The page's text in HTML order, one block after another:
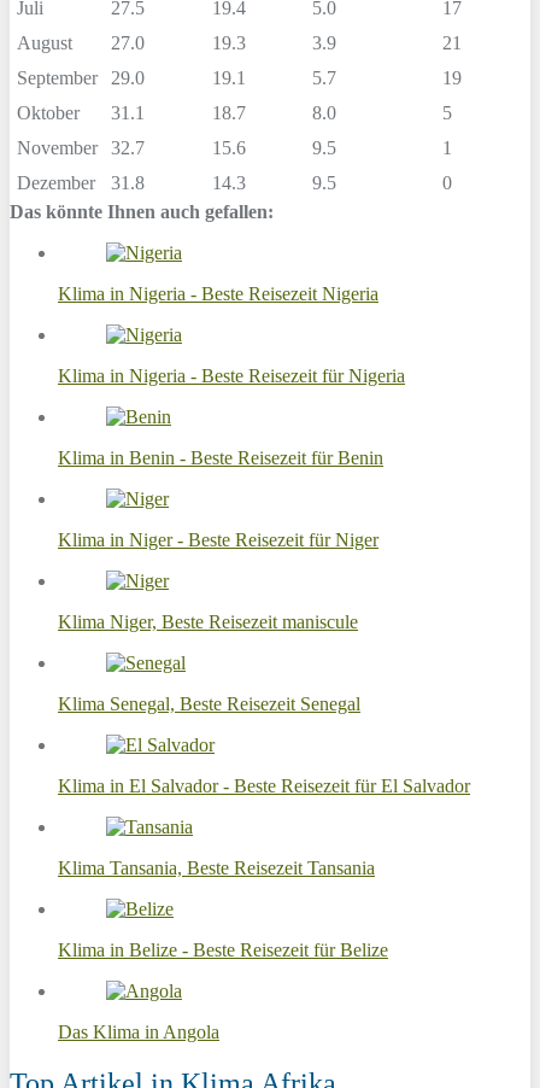
Juli
27.5 19.4 5.0
17
August
27.0 19.3 3.9
21
September
29.0 19.1 5.7
19
Oktober
31.1 18.7 8.0
5
November
32.7 15.6 9.5
1
Dezember
31.8 14.3 9.5
0
Das könnte Ihnen auch gefallen:
Klima in Nigeria - Beste Reisezeit Nigeria
Klima in Nigeria - Beste Reisezeit für Nigeria
Klima in Benin - Beste Reisezeit für Benin
Klima in Niger - Beste Reisezeit für Niger
Klima Niger, Beste Reisezeit maniscule
Klima Senegal, Beste Reisezeit Senegal
Klima in El Salvador - Beste Reisezeit für El Salvador
Klima Tansania, Beste Reisezeit Tansania
Klima in Belize - Beste Reisezeit für Belize
Das Klima in Angola